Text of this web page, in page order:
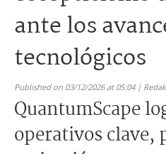
ante los
tecnológicos
Published on 03/12/2026 at 05:04 |
QuantumScape
operativos clave,